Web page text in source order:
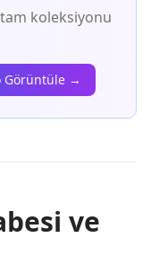
koleksiyonu
Görüntüle →
ve